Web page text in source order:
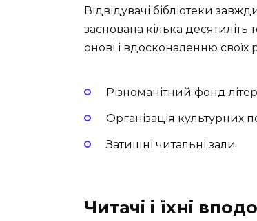
Відвідувачі бібліотеки
заснована кілька
онові і вдосконаленню своїх
Різноманітний фонд
Організація культурних
Затишні читальні зали
Читачі і їхні